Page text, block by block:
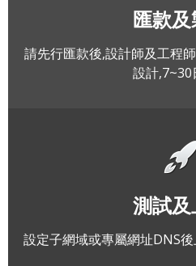
匯款
請先行匯款後,設計師及工程
設計,7~30
測試
設定子網域或專屬網址DNS